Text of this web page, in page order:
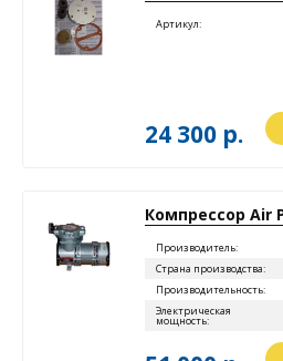
Артикул:
24 300 р.
Компрессор Air
Производитель:
Страна производства:
Производительность:
Электрическая
мощность: